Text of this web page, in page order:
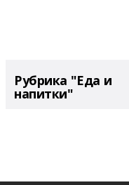
Рубрика "Еда и
напитки"